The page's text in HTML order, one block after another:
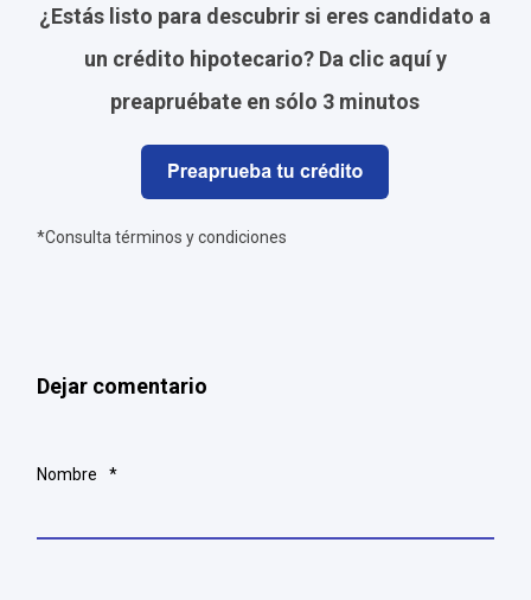
¿Estás listo para descubrir si eres candidato a
un crédito hipotecario? Da clic aquí y
preapruébate en sólo 3 minutos
*Consulta términos y condiciones
Dejar comentario
Nombre *